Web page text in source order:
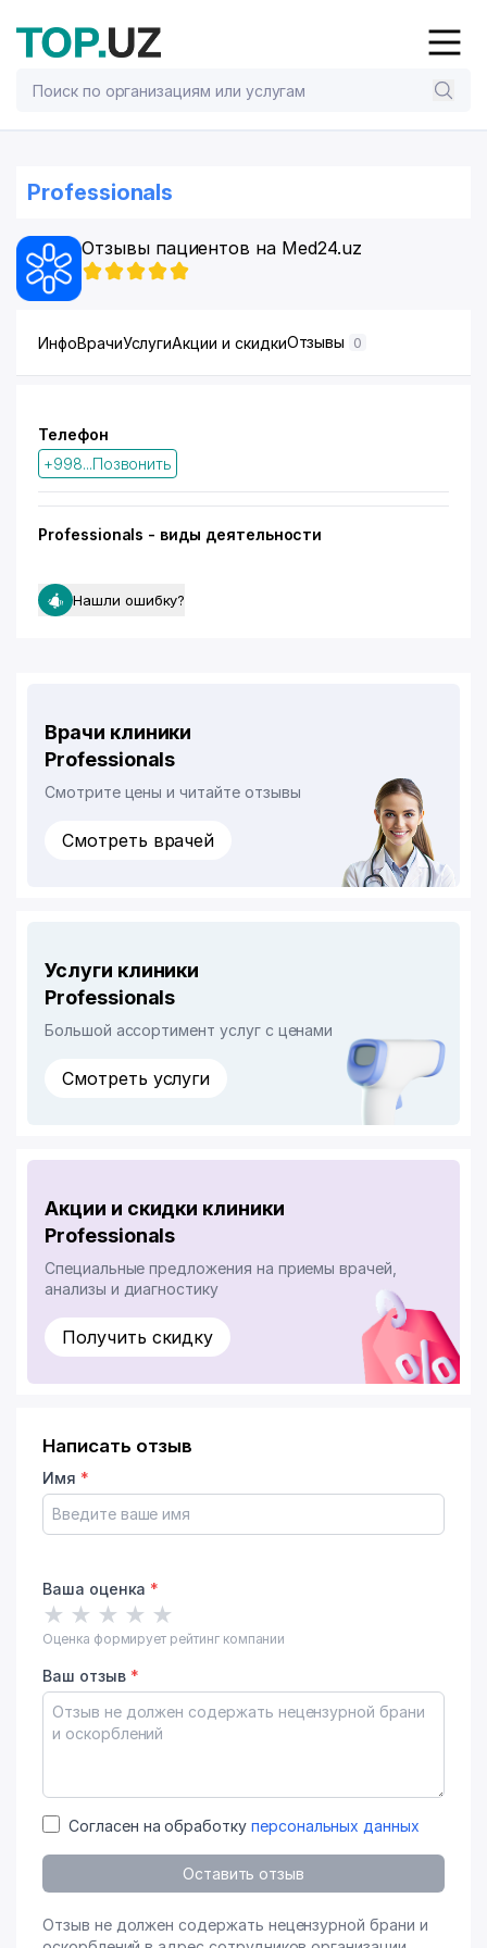
Professionals
Отзывы пациентов на Med24.uz
ИнфоВрачиУслугиАкции и скидкиОтзывы 0
Телефон
+998...Позвонить
Professionals - виды деятельности
Нашли ошибку?
Врачи клиники
Professionals
Смотрите цены и читайте отзывы
Смотреть врачей
Услуги клиники
Professionals
Большой ассортимент услуг с ценами
Смотреть услуги
Акции и скидки клиники
Professionals
Специальные предложения на приемы врачей,
анализы и диагностику
Получить скидку
Написать отзыв
Имя *
Ваша оценка *
★ ★ ★ ★ ★
Оценка формирует рейтинг компании
Ваш отзыв *
Согласен на обработку персональных данных
Оставить отзыв
Отзыв не должен содержать нецензурной брани и